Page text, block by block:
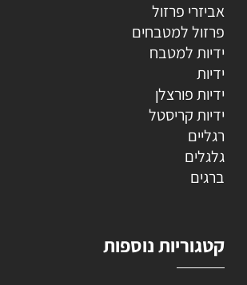
אביזרי פרזול
פרזול למטבחים
ידיות למטבח
ידיות
ידיות פורצלן
ידיות קריסטל
רגליים
גלגלים
ברגים
קטגוריות נוספות